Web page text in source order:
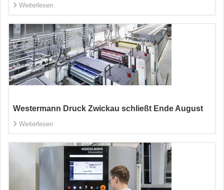
Weiterlesen
Westermann Druck Zwickau schließt Ende August
Weiterlesen